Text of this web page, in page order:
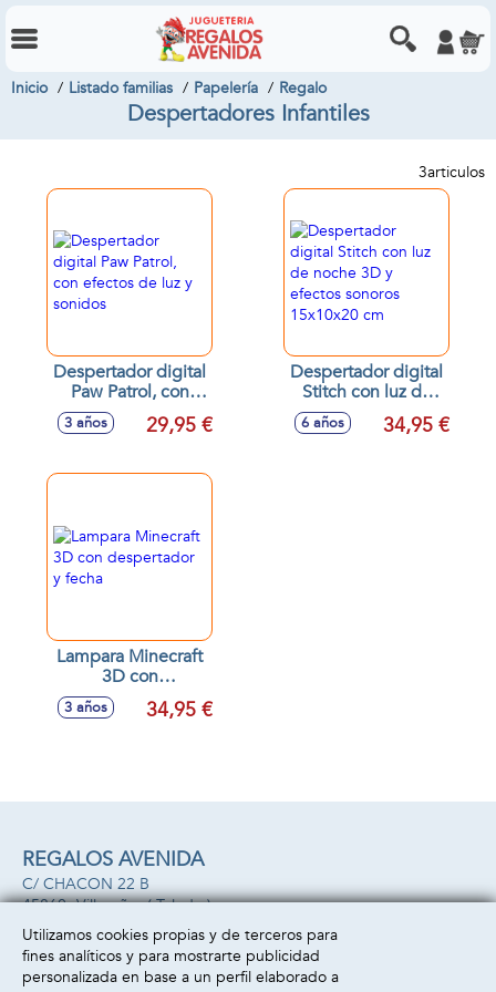
Inicio Listado familias Papelería Regalo
Despertadores Infantiles
3articulos
Despertador digital
Paw Patrol, con
efectos de luz y
sonidos
3 años 29,95 €
Despertador digital
Stitch con luz de
noche 3D y efectos
sonoros 15x10x20
6 años 34,95 €
Lampara Minecraft
3D con
despertador y
fecha
3 años 34,95 €
REGALOS AVENIDA
C/ CHACON 22 B
45860 -Villacañas( Toledo )
669493499
Información Atención al cliente
Utilizamos cookies propias y de terceros para
fines analíticos y para mostrarte publicidad
personalizada en base a un perfil elaborado a